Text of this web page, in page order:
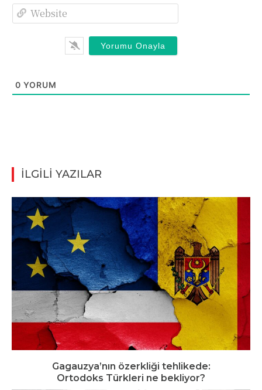
0 YORUM
İLGİLİ YAZILAR
Gagauzya’nın özerkliği tehlikede:
Ortodoks Türkleri ne bekliyor?